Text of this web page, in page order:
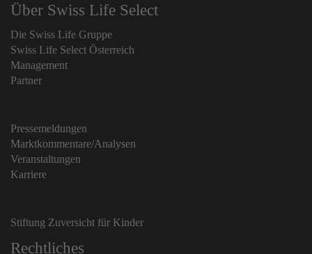
Über Swiss Life Select
Die Swiss Life Gruppe
Swiss Life Select Österreich
Management
Partner
Pressemeldungen
Marktkommentare/Analysen
Veranstaltungen
Karriere
Stiftung Zuversicht für Kinder
Rechtliches